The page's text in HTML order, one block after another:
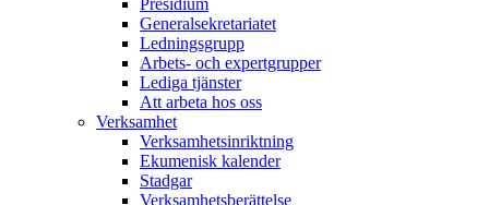
Generalsekretariatet
Ledningsgrupp
Arbets- och expertgrupper
Lediga tjänster
Att arbeta hos oss
Verksamhet
Verksamhetsinriktning
Ekumenisk kalender
Stadgar
Verksamhetsberättelse